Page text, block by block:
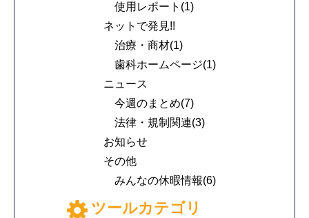
使用レポート(1)
ネットで発見!!
治療・商材(1)
歯科ホームページ(1)
ニュース
今週のまとめ(7)
法律・規制関連(3)
お知らせ
その他
みんなの休暇情報(6)
ツールカテゴリ